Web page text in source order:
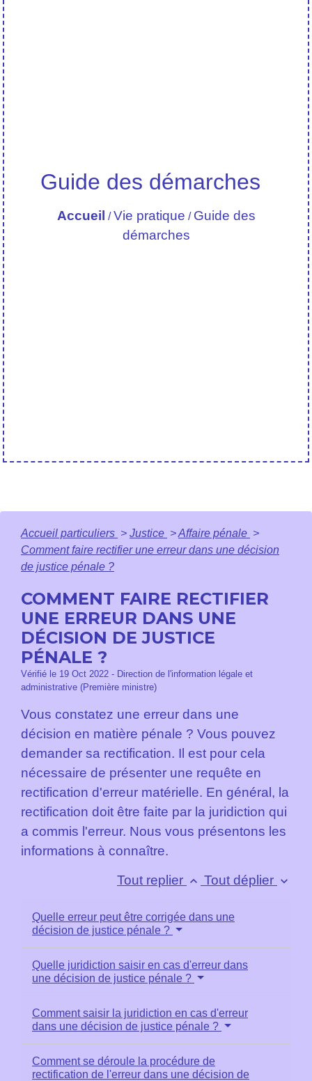
Guide des démarches
Accueil /Vie pratique / Guide des
démarches
Accueil particuliers > Justice >Affaire pénale >
Comment faire rectifier une erreur dans une décision
de justice pénale ?
COMMENT FAIRE RECTIFIER
UNE ERREUR DANS UNE
DÉCISION DE JUSTICE
PÉNALE ?
Vérifié le 19 Oct 2022 - Direction de l'information légale et
administrative (Première ministre)
Vous constatez une erreur dans une
décision en matière pénale ? Vous pouvez
demander sa rectification. Il est pour cela
nécessaire de présenter une requête en
rectification d'erreur matérielle. En général, la
rectification doit être faite par la juridiction qui
a commis l'erreur. Nous vous présentons les
informations à connaître.
Tout replier keyboard_arrow_up Tout déplier keyboard_arrow_down
Quelle erreur peut être corrigée dans une
décision de justice pénale ?
Quelle juridiction saisir en cas d'erreur dans
une décision de justice pénale ?
Comment saisir la juridiction en cas d'erreur
dans une décision de justice pénale ?
Comment se déroule la procédure de
rectification de l'erreur dans une décision de